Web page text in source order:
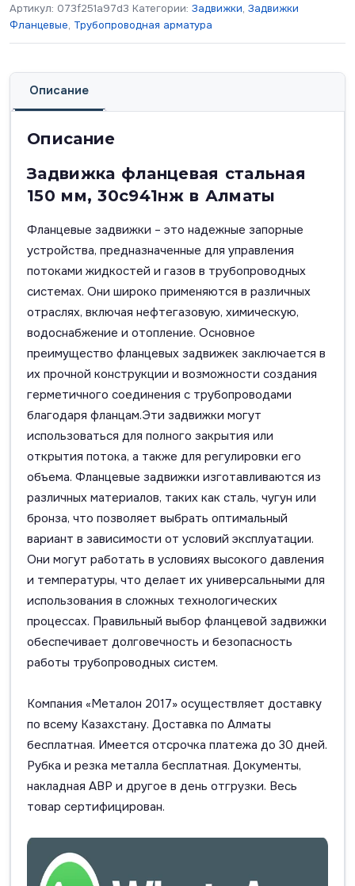
Артикул: 073f251a97d3 Категории: Задвижки, Задвижки
Фланцевые, Трубопроводная арматура
Описание
Описание
Задвижка фланцевая стальная
150 мм, 30с941нж в Алматы
Фланцевые задвижки – это надежные запорные
устройства, предназначенные для управления
потоками жидкостей и газов в трубопроводных
системах. Они широко применяются в различных
отраслях, включая нефтегазовую, химическую,
водоснабжение и отопление. Основное
преимущество фланцевых задвижек заключается в
их прочной конструкции и возможности создания
герметичного соединения с трубопроводами
благодаря фланцам.Эти задвижки могут
использоваться для полного закрытия или
открытия потока, а также для регулировки его
объема. Фланцевые задвижки изготавливаются из
различных материалов, таких как сталь, чугун или
бронза, что позволяет выбрать оптимальный
вариант в зависимости от условий эксплуатации.
Они могут работать в условиях высокого давления
и температуры, что делает их универсальными для
использования в сложных технологических
процессах. Правильный выбор фланцевой задвижки
обеспечивает долговечность и безопасность
работы трубопроводных систем.
Компания «Металон 2017» осуществляет доставку
по всему Казахстану. Доставка по Алматы
бесплатная. Имеется отсрочка платежа до 30 дней.
Рубка и резка металла бесплатная. Документы,
накладная АВР и другое в день отгрузки. Весь
товар сертифицирован.